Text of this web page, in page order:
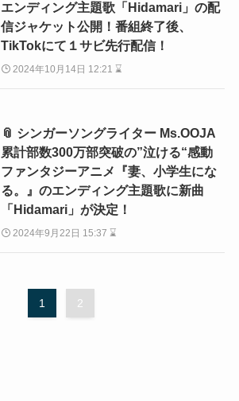
エンディング主題歌「Hidamari」の配
信ジャケット公開！番組終了後、
TikTokにて１サビ先行配信！
2024年10月14日 12:21 ⌛
📎 シンガーソングライター Ms.OOJA
累計部数300万部突破の”泣ける“感動
ファンタジーアニメ『妻、小学生にな
る。』のエンディング主題歌に新曲
「Hidamari」が決定！
2024年9月22日 15:37 ⌛
1 2